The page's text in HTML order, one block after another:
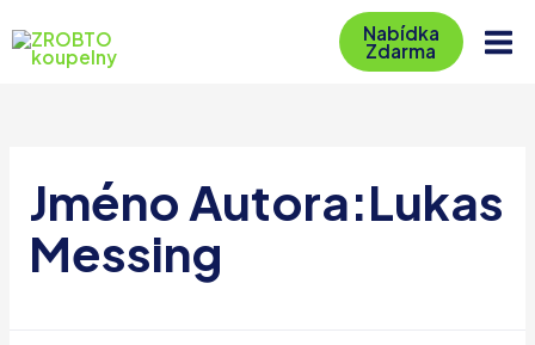
na
Nabídka
Zdarma
Jméno Autora:Lukas
Messing